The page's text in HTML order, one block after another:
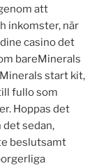
att
inkomster, när
casino det
bareMinerals
start kit,
fullo som
Hoppas det
det sedan,
beslutsamt